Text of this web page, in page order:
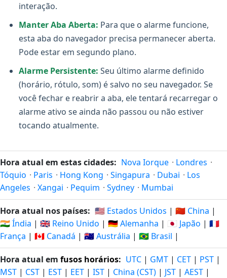
interação.
Manter Aba Aberta: Para que o alarme funcione,
esta aba do navegador precisa permanecer aberta.
Pode estar em segundo plano.
Alarme Persistente: Seu último alarme definido
(horário, rótulo, som) é salvo no seu navegador. Se
você fechar e reabrir a aba, ele tentará recarregar o
alarme ativo se ainda não passou ou não estiver
tocando atualmente.
Hora atual em estas cidades: Nova Iorque · Londres ·
Tóquio · Paris · Hong Kong · Singapura · Dubai · Los
Angeles · Xangai · Pequim · Sydney · Mumbai
Hora atual nos países: 🇺🇸 Estados Unidos | 🇨🇳 China |
🇮🇳 Índia | 🇬🇧 Reino Unido | 🇩🇪 Alemanha | 🇯🇵 Japão | 🇫🇷
França | 🇨🇦 Canadá | 🇦🇺 Austrália | 🇧🇷 Brasil |
Hora atual em fusos horários: UTC | GMT | CET | PST |
MST | CST | EST | EET | IST | China (CST) | JST | AEST |